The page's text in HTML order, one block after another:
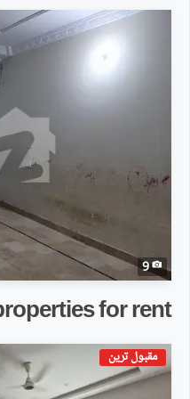
9
for rent
مقبول ترین